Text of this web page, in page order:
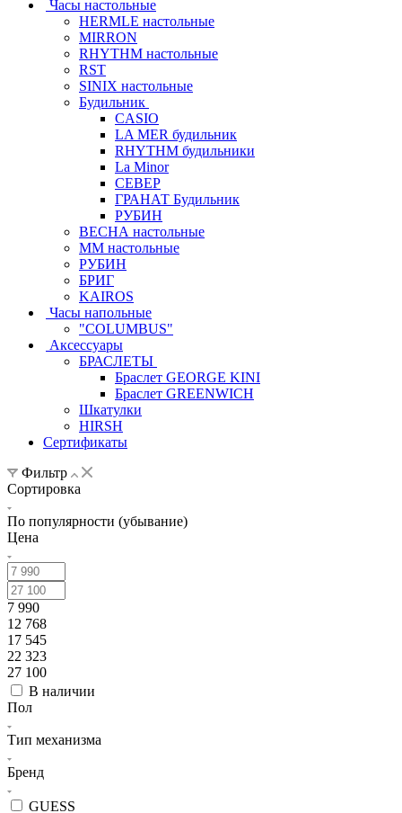
Часы настольные
HERMLE настольные
MIRRON
RHYTHM настольные
RST
SINIX настольные
Будильник
CASIO
LA MER будильник
RHYTHM будильники
La Minor
СЕВЕР
ГРАНАТ Будильник
РУБИН
ВЕСНА настольные
ММ настольные
РУБИН
БРИГ
KAIROS
Часы напольные
"COLUMBUS"
Аксессуары
БРАСЛЕТЫ
Браслет GEORGE KINI
Браслет GREENWICH
Шкатулки
HIRSH
Сертификаты
Фильтр
Сортировка
По популярности (убывание)
Цена
7 990
12 768
17 545
22 323
27 100
В наличии
Пол
Тип механизма
Бренд
GUESS